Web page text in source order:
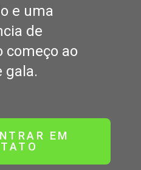
e uma
de
começo ao
gala.
EM